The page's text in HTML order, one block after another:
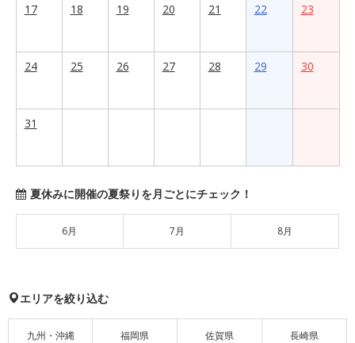
17
18 19 20 21 22 23
24 25 26 27 28 29 30
31
夏休みに開催の夏祭りを月ごとにチェック！
6月 7月 8月
エリアを絞り込む
九州・沖縄 福岡県 佐賀県 長崎県